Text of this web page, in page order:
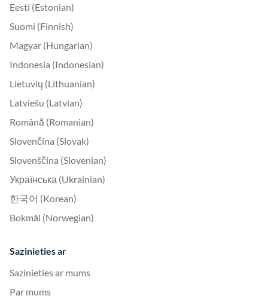
Eesti (Estonian)
Suomi (Finnish)
Magyar (Hungarian)
Indonesia (Indonesian)
Lietuvių (Lithuanian)
Latviešu (Latvian)
Română (Romanian)
Slovenčina (Slovak)
Slovenščina (Slovenian)
Українська (Ukrainian)
한국어 (Korean)
Bokmål (Norwegian)
Sazinieties ar
Sazinieties ar mums
Par mums